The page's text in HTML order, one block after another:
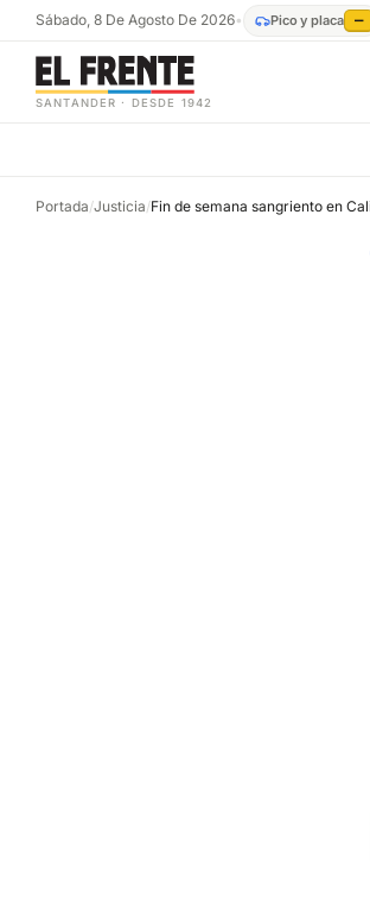
Sábado, 8 De Agosto De 2026• Pico y placa —
SANTANDER · DESDE 1942
Portada/Justicia/